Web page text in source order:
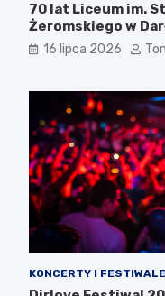
70 lat Liceum im.
Żeromskiego w
Świętujemy razem!
16 lipca 2026
KONCERTY I FESTIWALE